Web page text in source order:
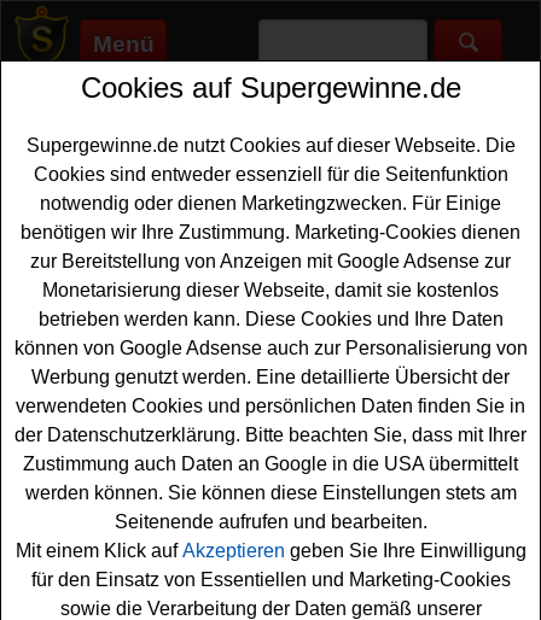
Menü
Supergewinne.de>Gewinnspiele>Tui
TUI Gewinnspiele - tolle Preise mit
TUI gewinnen
Alle TUI Gewinnspiele, die auf Supergewinne.de gelistet
sind, finden Sie hier. Der bekannte Reiseveranstalter verlost
des öfteren tolle Preise, Hotel Gutscheine und Reisen bei
kostenlosen Gewinspielen. Machen Sie mit und gewinnen
Sie tolle Preise bei einem aktuellen TUI Gewinnspiel.
Anzeige:
Anzeige:
Cookies auf Supergewinne.de
Supergewinne.de nutzt Cookies auf dieser Webseite. Die
Cookies sind entweder essenziell für die Seitenfunktion
notwendig oder dienen Marketingzwecken. Für Einige
benötigen wir Ihre Zustimmung. Marketing-Cookies dienen
zur Bereitstellung von Anzeigen mit Google Adsense zur
Monetarisierung dieser Webseite, damit sie kostenlos
betrieben werden kann. Diese Cookies und Ihre Daten
können von Google Adsense auch zur Personalisierung von
Werbung genutzt werden. Eine detaillierte Übersicht der
verwendeten Cookies und persönlichen Daten finden Sie in
der Datenschutzerklärung. Bitte beachten Sie, dass mit Ihrer
Zustimmung auch Daten an Google in die USA übermittelt
werden können. Sie können diese Einstellungen stets am
Seitenende aufrufen und bearbeiten.
Mit einem Klick aufAkzeptieren geben Sie Ihre Einwilligung
für den Einsatz von Essentiellen und Marketing-Cookies
sowie die Verarbeitung der Daten gemäß unserer